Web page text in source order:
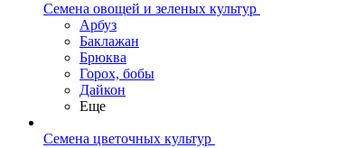
Семена овощей и зеленых культур
Арбуз
Баклажан
Брюква
Горох, бобы
Дайкон
Еще
Семена цветочных культур